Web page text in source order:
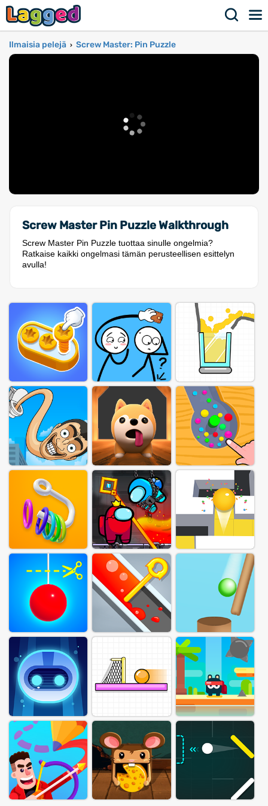
Ilmaisia pelejä › Screw Master: Pin Puzzle
Screw Master Pin Puzzle Walkthrough
Screw Master Pin Puzzle tuottaa sinulle ongelmia?
Ratkaise kaikki ongelmasi tämän perusteellisen esittelyn
avulla!